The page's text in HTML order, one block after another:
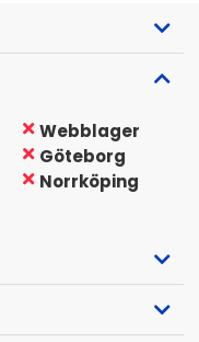
Webblager
Göteborg
Norrköping